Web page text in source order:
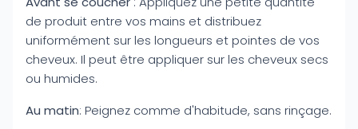
de produit entre vos mains et distribuez
uniformément sur les longueurs et pointes de vos
cheveux. Il peut être appliquer sur les cheveux secs
ou humides.
Au matin: Peignez comme d'habitude, sans rinçage.